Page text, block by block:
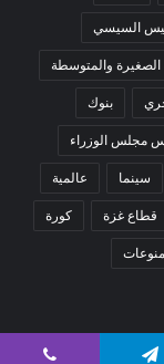
السيسي
والمتوسطة
بنوك
مجلس الوزراء
سينما عالمية
قطاع غزة كورة
منوعات